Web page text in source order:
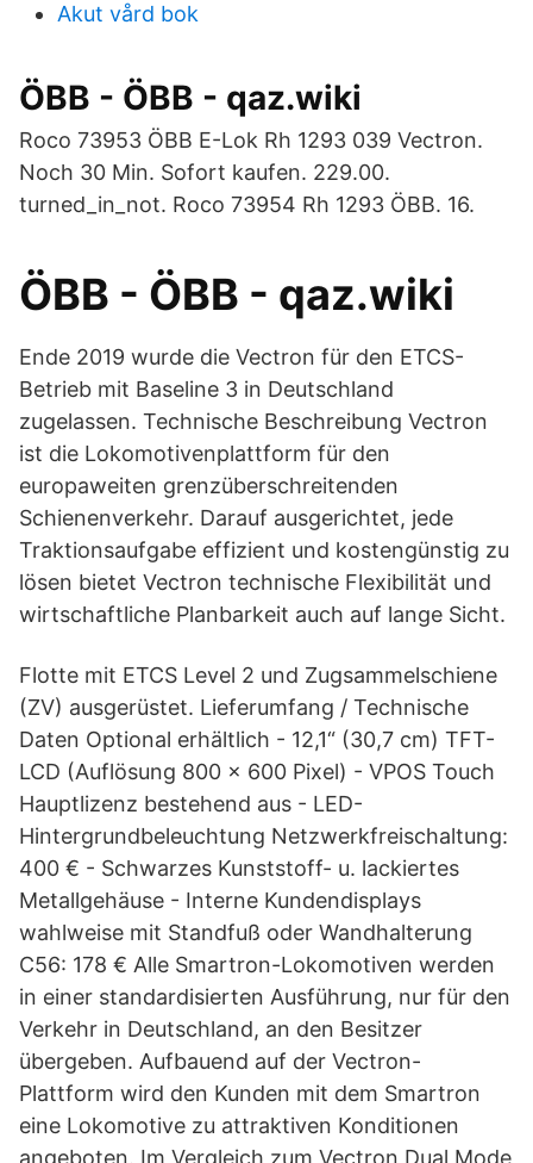
Akut vård bok
ÖBB - ÖBB - qaz.wiki
Roco 73953 ÖBB E-Lok Rh 1293 039 Vectron.
Noch 30 Min. Sofort kaufen. 229.00.
turned_in_not. Roco 73954 Rh 1293 ÖBB. 16.
ÖBB - ÖBB - qaz.wiki
Ende 2019 wurde die Vectron für den ETCS-
Betrieb mit Baseline 3 in Deutschland
zugelassen. Technische Beschreibung Vectron
ist die Lokomotivenplattform für den
europaweiten grenzüberschreitenden
Schienenverkehr. Darauf ausgerichtet, jede
Traktionsaufgabe effizient und kostengünstig zu
lösen bietet Vectron technische Flexibilität und
wirtschaftliche Planbarkeit auch auf lange Sicht.
Flotte mit ETCS Level 2 und Zugsammelschiene
(ZV) ausgerüstet. Lieferumfang / Technische
Daten Optional erhältlich - 12,1“ (30,7 cm) TFT-
LCD (Auflösung 800 x 600 Pixel) - VPOS Touch
Hauptlizenz bestehend aus - LED-
Hintergrundbeleuchtung Netzwerkfreischaltung:
400 € - Schwarzes Kunststoff- u. lackiertes
Metallgehäuse - Interne Kundendisplays
wahlweise mit Standfuß oder Wandhalterung
C56: 178 € Alle Smartron-Lokomotiven werden
in einer standardisierten Ausführung, nur für den
Verkehr in Deutschland, an den Besitzer
übergeben. Aufbauend auf der Vectron-
Plattform wird den Kunden mit dem Smartron
eine Lokomotive zu attraktiven Konditionen
angeboten. Im Vergleich zum Vectron Dual Mode